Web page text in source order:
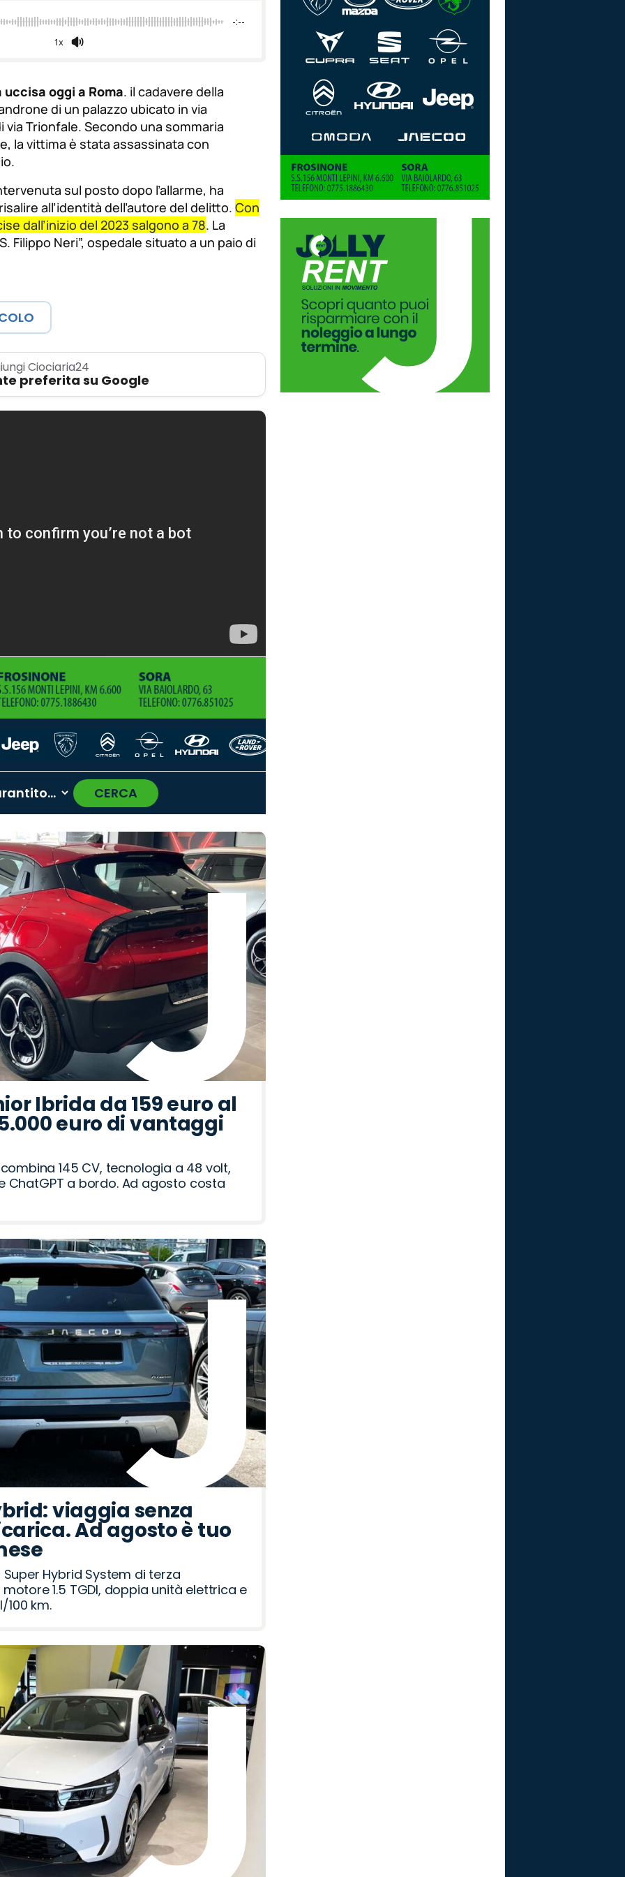
fuente
de
fuente.
-:--
1x
oggi a Roma. il cadavere della
di un palazzo ubicato in via
Trionfale. Secondo una sommaria
la vittima è stata assassinata con
sul posto dopo l’allarme, ha
all’identità dell’autore del delitto. Con
dall’inizio del 2023 salgono a 78. La
Filippo Neri”, ospedale situato a un paio di
Ciociaria24
preferita su Google
CERCA
›
Ibrida da 159 euro al
5.000 euro di vantaggi
145 CV, tecnologia a 48 volt,
ChatGPT a bordo. Ad agosto costa
viaggia senza
Ad agosto è tuo
Hybrid System di terza
1.5 TGDI, doppia unità elettrica e
km.